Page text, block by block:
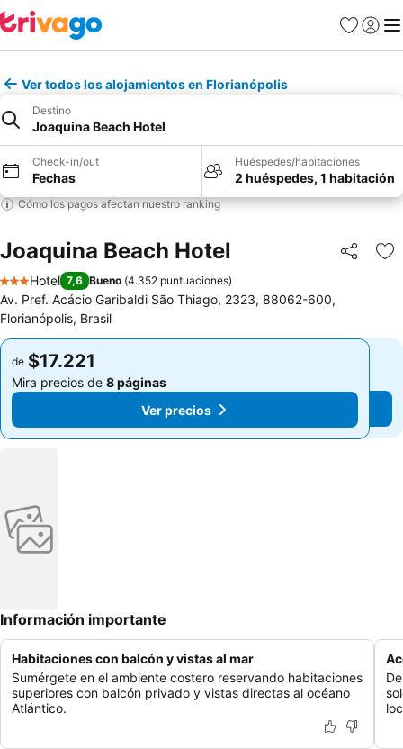
Favoritos
Iniciar
Ver todos los alojamientos en Florianópolis
Destino
Joaquina Beach Hotel
Check-in/out
Fechas
Huéspedes/habitaciones
2 huéspedes, 1 habitación
Cómo los pagos afectan nuestro ranking
Joaquina Beach Hotel Compartir
3 Estrellas
Hotel 7,6 Bueno (4.352 puntuaciones)
Av. Pref. Acácio Garibaldi São Thiago, 2323, 88062-600,
Florianópolis, Brasil
de $17.221
Mira precios de 8 páginas
Ver precios
de $17.221
Mira precios de 8 páginas
Ver precios
Información importante
Habitaciones con balcón y vistas al mar
Sumérgete en el ambiente costero reservando habitaciones
superiores con balcón privado y vistas directas al océano
Atlántico.